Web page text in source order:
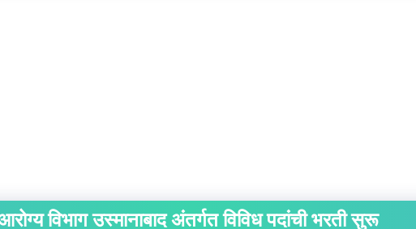
विभाग उस्मानाबाद अंतर्गत विविध पदांची भरती सुरू